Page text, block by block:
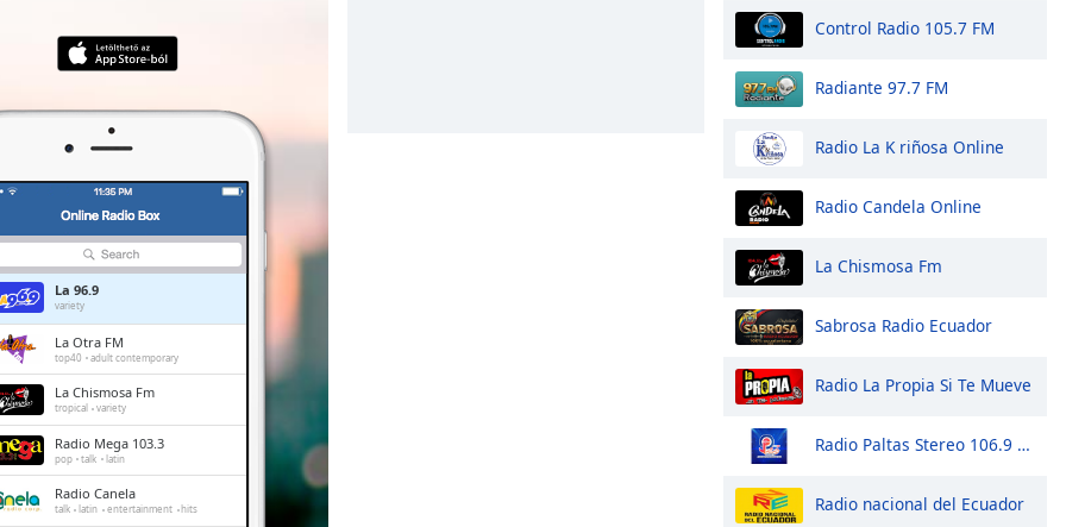
La 96.9
variety
La Otra FM
top40 adult contemporary
La Chismosa Fm
tropical variety
Radio Mega 103.3
pop talk latin
Radio Canela
talk latin entertainment hits
Control Radio 105.7 FM
Radiante 97.7 FM
Radio La K riñosa Online
Radio Candela Online
La Chismosa Fm
Sabrosa Radio Ecuador
Radio La Propia Si Te Mueve
Radio Paltas Stereo 106.9 Fm
Radio nacional del Ecuador